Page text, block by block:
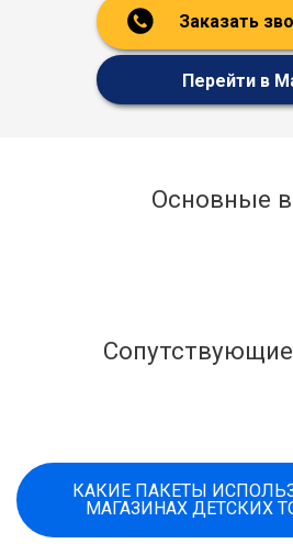
Заказать
Перейти в
Основные
КАКИЕ ПАКЕТЫ
МАГАЗИНАХ ДЕТСКИХ